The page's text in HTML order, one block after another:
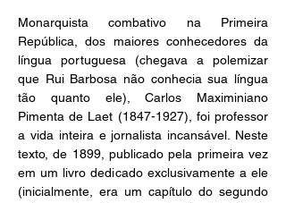
Monarquista combativo na Primeira
República, dos maiores conhecedores da
língua portuguesa (chegava a polemizar
que Rui Barbosa não conhecia sua língua
tão quanto ele), Carlos Maximiniano
Pimenta de Laet (1847-1927), foi professor
a vida inteira e jornalista incansável. Neste
texto, de 1899, publicado pela primeira vez
em um livro dedicado exclusivamente a ele
(inicialmente, era um capítulo do segundo